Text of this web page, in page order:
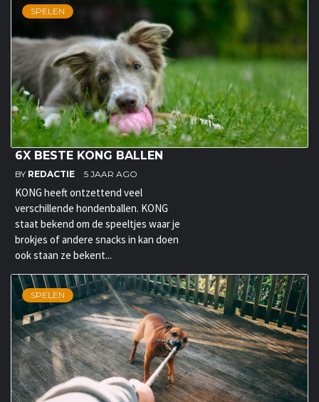
SPELEN
6X BESTE KONG BALLEN
BY REDACTIE 5 JAAR AGO
KONG heeft ontzettend veel
verschillende hondenballen. KONG
staat bekend om de speeltjes waar je
brokjes of andere snacks in kan doen
ook staan ze bekent...
SPELEN